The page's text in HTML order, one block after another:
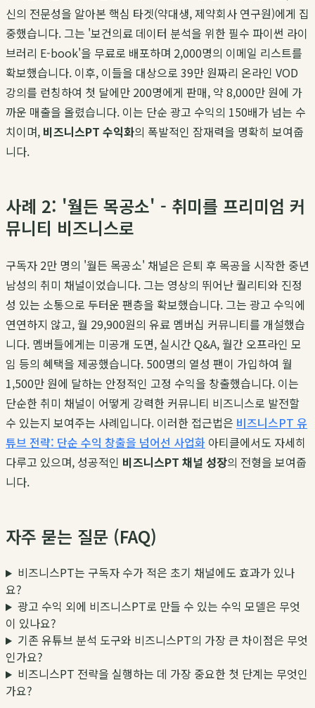
신의 전문성을 알아본 핵심 타겟(약대생, 제약회사 연구원)에게 집
중했습니다. 그는 '보건의료 데이터 분석을 위한 필수 파이썬 라이
브러리 E-book'을 무료로 배포하며 2,000명의 이메일 리스트를
확보했습니다. 이후, 이들을 대상으로 39만 원짜리 온라인 VOD
강의를 런칭하여 첫 달에만 200명에게 판매, 약 8,000만 원에 가
까운 매출을 올렸습니다. 이는 단순 광고 수익의 150배가 넘는 수
치이며, 비즈니스PT 수익화의 폭발적인 잠재력을 명확히 보여줍
니다.
사례 2: '월든 목공소' - 취미를 프리미엄 커
뮤니티 비즈니스로
구독자 2만 명의 '월든 목공소' 채널은 은퇴 후 목공을 시작한 중년
남성의 취미 채널이었습니다. 그는 영상의 뛰어난 퀄리티와 진정
성 있는 소통으로 두터운 팬층을 확보했습니다. 그는 광고 수익에
연연하지 않고, 월 29,900원의 유료 멤버십 커뮤니티를 개설했습
니다. 멤버들에게는 미공개 도면, 실시간 Q&A, 월간 오프라인 모
임 등의 혜택을 제공했습니다. 500명의 열성 팬이 가입하여 월
1,500만 원에 달하는 안정적인 고정 수익을 창출했습니다. 이는
단순한 취미 채널이 어떻게 강력한 커뮤니티 비즈니스로 발전할
수 있는지 보여주는 사례입니다. 이러한 접근법은 비즈니스PT 유
튜브 전략: 단순 수익 창출을 넘어선 사업화 아티클에서도 자세히
다루고 있으며, 성공적인 비즈니스PT 채널 성장의 전형을 보여줍
니다.
자주 묻는 질문 (FAQ)
비즈니스PT는 구독자 수가 적은 초기 채널에도 효과가 있나
요?
광고 수익 외에 비즈니스PT로 만들 수 있는 수익 모델은 무엇
이 있나요?
기존 유튜브 분석 도구와 비즈니스PT의 가장 큰 차이점은 무엇
인가요?
비즈니스PT 전략을 실행하는 데 가장 중요한 첫 단계는 무엇인
가요?